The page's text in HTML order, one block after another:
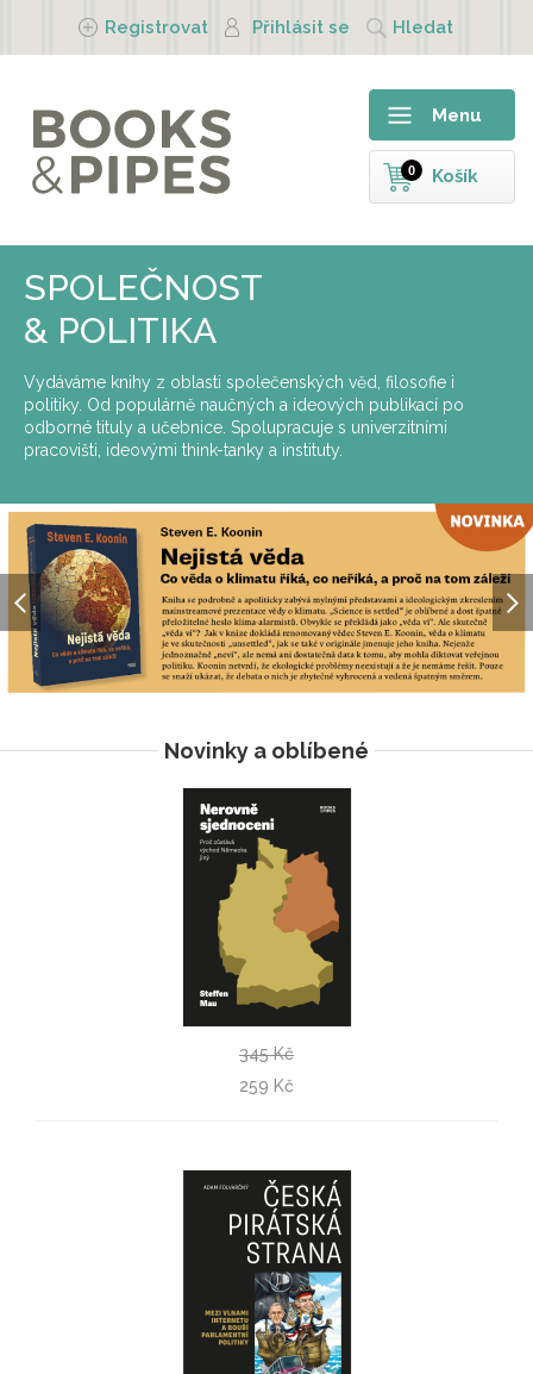
Registrovat Přihlásit se Hledat
Menu
Košík
0
SPOLEČNOST
& POLITIKA
Vydáváme knihy z oblasti společenských věd, filosofie i
politiky. Od populárně naučných a ideových publikací po
odborné tituly a učebnice. Spolupracuje s univerzitními
pracovišti, ideovými think-tanky a instituty.
Novinky a oblíbené
Steffen Mau
Nerovně sjednoceni
345 Kč
259 Kč